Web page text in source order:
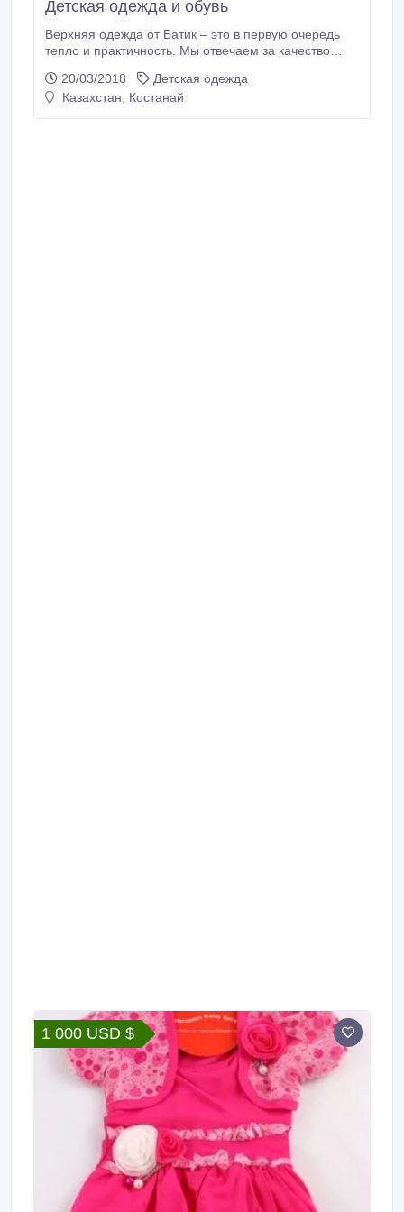
Детская одежда и обувь
Верхняя одежда от Батик – это в первую очередь
тепло и практичность. Мы отвечаем за качество
покупать у нас – значит покупать надежный,
узнаваемый и модный бренд. Верхняя детская
20/03/2018
Детская одежда
Казахстан, Костанай
1 000 USD $